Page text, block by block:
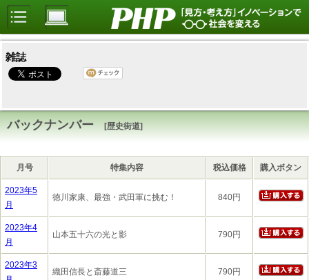
雑誌
バックナンバー [歴史街道]
月号 特集内容 税込価格 購入ボタン
2023年5
月
徳川家康、最強・武田軍に挑む！ 840円
2023年4
月
山本五十六の光と影 790円
2023年3
織田信長と斎藤道三 790円